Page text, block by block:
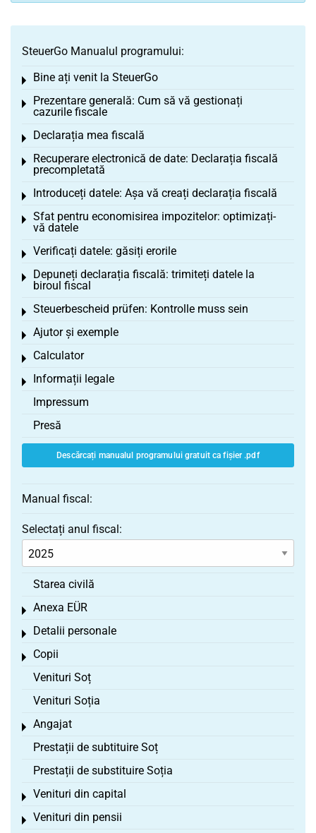
SteuerGo Manualul programului:
Bine ați venit la SteuerGo
Toggle menu
Prezentare generală: Cum să vă gestionați
cazurile fiscale
Toggle menu
Declarația mea fiscală
Toggle menu
Recuperare electronică de date: Declarația fiscală
precompletată
Toggle menu
Introduceți datele: Așa vă creați declarația fiscală
Toggle menu
Sfat pentru economisirea impozitelor: optimizați-
vă datele
Toggle menu
Verificați datele: găsiți erorile
Toggle menu
Depuneți declarația fiscală: trimiteți datele la
biroul fiscal
Toggle menu
Steuerbescheid prüfen: Kontrolle muss sein
Toggle menu
Ajutor și exemple
Toggle menu
Calculator
Toggle menu
Informații legale
Toggle menu
Impressum
Presă
Descărcați manualul programului gratuit ca fișier .pdf
Manual fiscal:
Selectați anul fiscal:
Starea civilă
Anexa EÜR
Toggle menu
Detalii personale
Toggle menu
Copii
Toggle menu
Venituri Soț
Venituri Soția
Angajat
Toggle menu
Prestații de subtituire Soț
Prestații de substituire Soția
Venituri din capital
Toggle menu
Venituri din pensii
Toggle menu